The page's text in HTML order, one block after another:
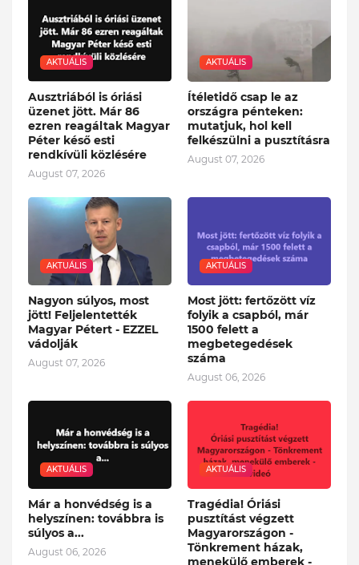
AKTUÁLIS
Ausztriából is óriási
üzenet jött. Már 86
ezren reagáltak Magyar
Péter késő esti
rendkívüli közlésére
August 07, 2026
AKTUÁLIS
Ítéletidő csap le az
országra pénteken:
mutatjuk, hol kell
felkészülni a pusztításra
August 07, 2026
AKTUÁLIS
Nagyon súlyos, most
jött! Feljelentették
Magyar Pétert - EZZEL
vádolják
August 07, 2026
AKTUÁLIS
Most jött: fertőzött víz
folyik a csapból, már
1500 felett a
megbetegedések
száma
August 06, 2026
AKTUÁLIS
Már a honvédség is a
helyszínen: továbbra is
súlyos a...
August 06, 2026
AKTUÁLIS
Tragédia! Óriási
pusztítást végzett
Magyarországon -
Tönkrement házak,
menekülő emberek -